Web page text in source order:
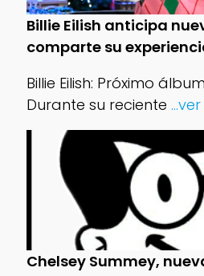
Billie Eilish anticipa
comparte su
Billie Eilish: Próximo
Durante su reciente
Chelsey Summey,